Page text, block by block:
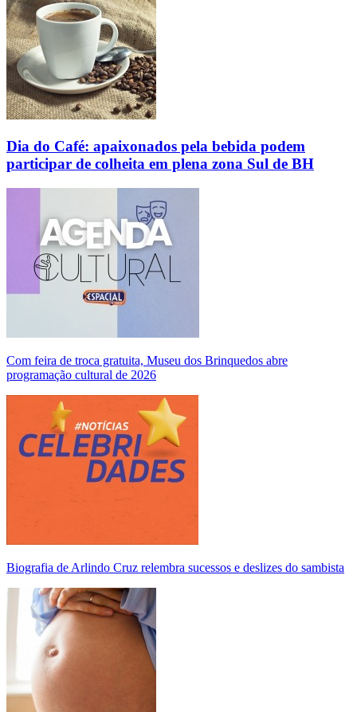
Dia do Café: apaixonados pela bebida podem
participar de colheita em plena zona Sul de BH
Com feira de troca gratuita, Museu dos Brinquedos abre
programação cultural de 2026
Biografia de Arlindo Cruz relembra sucessos e deslizes do sambista